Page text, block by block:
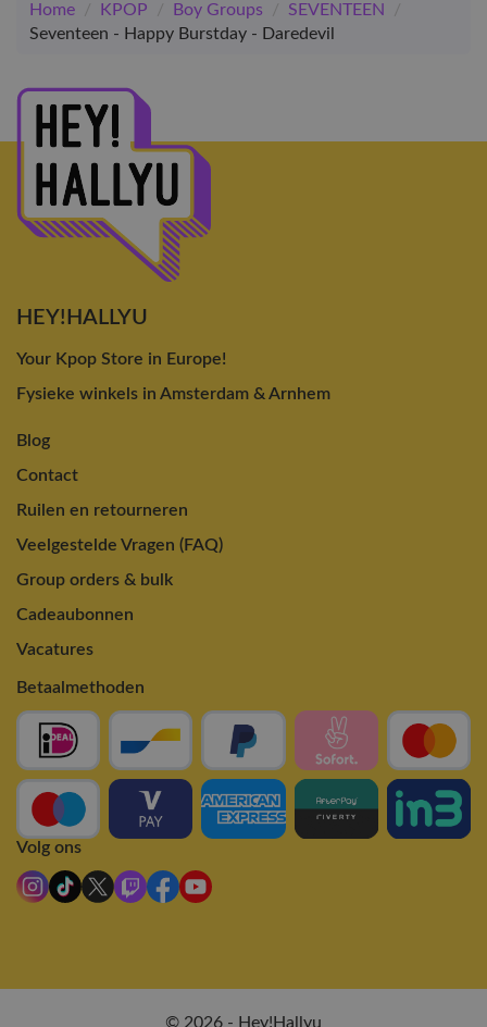
Home / KPOP / Boy Groups / SEVENTEEN
/
Seventeen - Happy Burstday - Daredevil
HEY!HALLYU
Your Kpop Store in Europe!
Fysieke winkels in Amsterdam & Arnhem
Blog
Contact
Ruilen en retourneren
Veelgestelde Vragen (FAQ)
Group orders & bulk
Cadeaubonnen
Vacatures
Betaalmethoden
Volg ons
© 2026 - Hey!Hallyu